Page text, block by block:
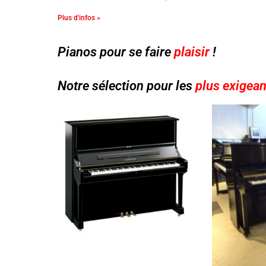
Plus d'infos »
Pianos pour se faire plaisir!
Notre sélection pour les plus